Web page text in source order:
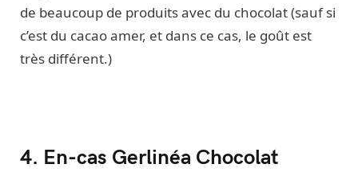
de beaucoup de produits avec du chocolat (sauf si
c’est du cacao amer, et dans ce cas, le goût est
très différent.)
4. En-cas Gerlinéa Chocolat